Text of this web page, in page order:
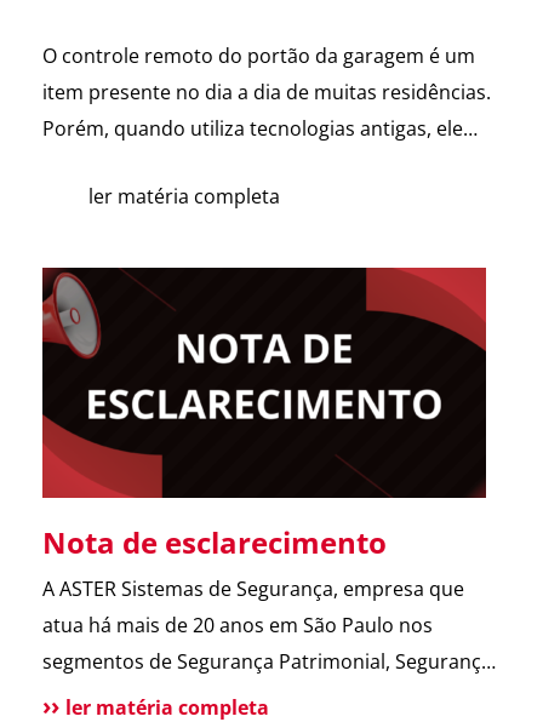
O controle remoto do portão da garagem é um
item presente no dia a dia de muitas residências.
Porém, quando utiliza tecnologias antigas, ele
segurança. Alguns sistemas de portões
seja, o controle envia sempre o mesmo sinal para
abrir o portão. Esse […]
ler matéria completa
Nota de esclarecimento
A ASTER Sistemas de Segurança, empresa que
atua há mais de 20 anos em São Paulo nos
segmentos de Segurança Patrimonial, Segurança
Pessoal, Portaria e Facilities, vem a público
ler matéria completa